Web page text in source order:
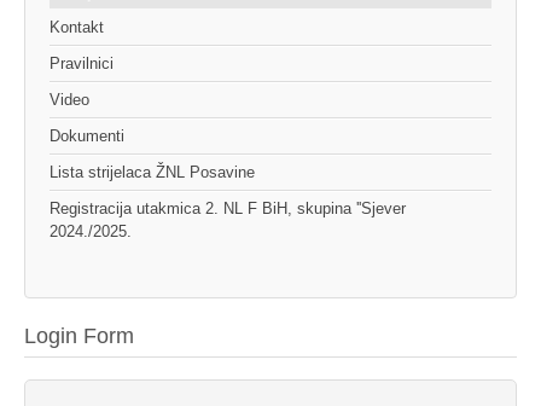
Kontakt
Pravilnici
Video
Dokumenti
Lista strijelaca ŽNL Posavine
Registracija utakmica 2. NL F BiH, skupina ''Sjever
2024./2025.
Login Form